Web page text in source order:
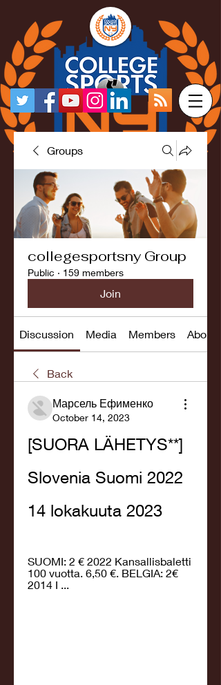
Groups
collegesportsny Group
Public · 159 members
Join
Discussion Media Members About
Back
Марсель Ефименко
October 14, 2023
[SUORA LÄHETYS**]
Slovenia Suomi 2022
14 lokakuuta 2023
SUOMI: 2 € 2022 Kansallisbaletti
100 vuotta. 6,50 €. BELGIA: 2€
2014 I ...